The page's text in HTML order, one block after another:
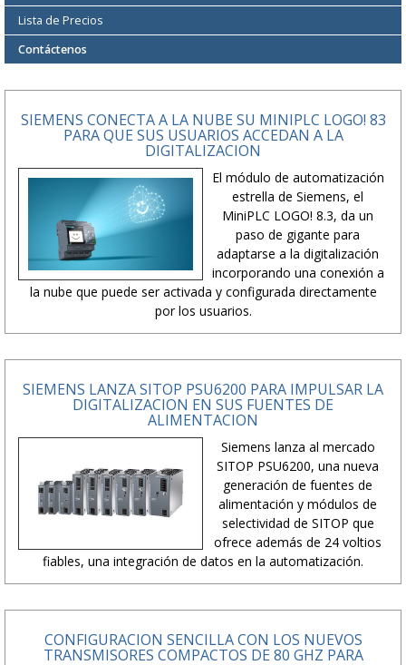
Lista de Precios
Contáctenos
SIEMENS CONECTA A LA NUBE SU MINIPLC LOGO! 83
PARA QUE SUS USUARIOS ACCEDAN A LA
DIGITALIZACION
El módulo de automatización
estrella de Siemens, el
MiniPLC LOGO! 8.3, da un
paso de gigante para
adaptarse a la digitalización
incorporando una conexión a
la nube que puede ser activada y configurada directamente
por los usuarios.
SIEMENS LANZA SITOP PSU6200 PARA IMPULSAR LA
DIGITALIZACION EN SUS FUENTES DE
ALIMENTACION
Siemens lanza al mercado
SITOP PSU6200, una nueva
generación de fuentes de
alimentación y módulos de
selectividad de SITOP que
ofrece además de 24 voltios
fiables, una integración de datos en la automatización.
CONFIGURACION SENCILLA CON LOS NUEVOS
TRANSMISORES COMPACTOS DE 80 GHZ PARA